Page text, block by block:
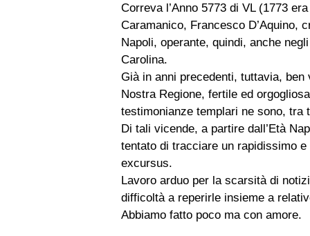
Correva l’Anno 5773 di VL (1773
Caramanico, Francesco D’Aquino,
Napoli, operante, quindi, anche
Carolina.
Già in anni precedenti, tuttavia,
Nostra Regione, fertile ed
testimonianze templari ne sono, tra
Di tali vicende, a partire dall’Età
tentato di tracciare un rapidissimo
excursus.
Lavoro arduo per la scarsità di
difficoltà a reperirle insieme a
Abbiamo fatto poco ma con amore.